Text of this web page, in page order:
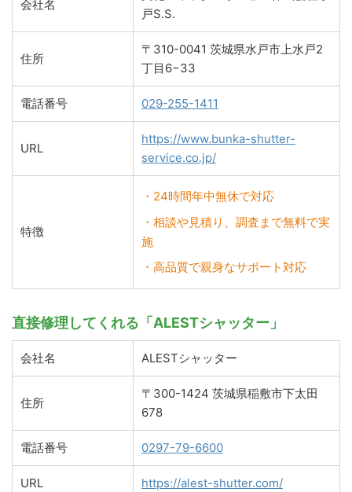
会社名
戸S.S.
住所
〒310-0041 茨城県水戸市上水戸2
丁目6−33
電話番号 029-255-1411
URL
https://www.bunka-shutter-
service.co.jp/
特徴
・24時間年中無休で対応
・相談や見積り、調査まで無料で実
施
・高品質で親身なサポート対応
直接修理してくれる「ALESTシャッター」
会社名 ALESTシャッター
住所
〒300-1424 茨城県稲敷市下太田
678
電話番号 0297-79-6600
URL https://alest-shutter.com/